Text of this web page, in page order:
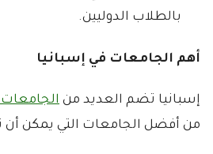
بالطلاب الدوليين.
أهم الجامعات في إسبانيا
إسبانيا تضم العديد من
من أفضل الجامعات التي يمكن أن